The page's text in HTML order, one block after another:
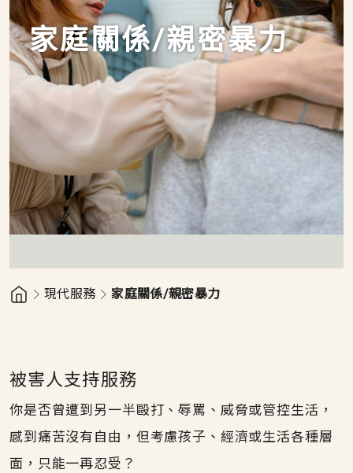
家庭關係/親密暴力
現代服務 家庭關係/親密暴力
被害人支持服務
你是否曾遭到另一半毆打、辱罵、威脅或管控生活，
感到痛苦沒有自由，但考慮孩子、經濟或生活各種層
面，只能一再忍受？